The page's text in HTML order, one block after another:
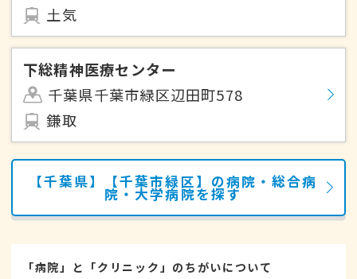
土気
下総精神医療センター
千葉県千葉市緑区辺田町578
鎌取
【千葉県】【千葉市緑区】の病院・総合病
院・大学病院を探す
「病院」と「クリニック」のちがいについて